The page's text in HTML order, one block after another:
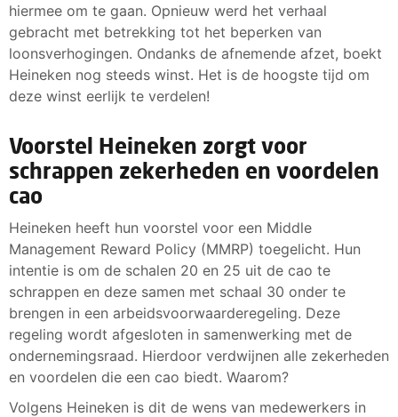
hiermee om te gaan. Opnieuw werd het verhaal
gebracht met betrekking tot het beperken van
loonsverhogingen. Ondanks de afnemende afzet, boekt
Heineken nog steeds winst. Het is de hoogste tijd om
deze winst eerlijk te verdelen!
Voorstel Heineken zorgt voor
schrappen zekerheden en voordelen
cao
Heineken heeft hun voorstel voor een Middle
Management Reward Policy (MMRP) toegelicht. Hun
intentie is om de schalen 20 en 25 uit de cao te
schrappen en deze samen met schaal 30 onder te
brengen in een arbeidsvoorwaarderegeling. Deze
regeling wordt afgesloten in samenwerking met de
ondernemingsraad. Hierdoor verdwijnen alle zekerheden
en voordelen die een cao biedt. Waarom?
Volgens Heineken is dit de wens van medewerkers in